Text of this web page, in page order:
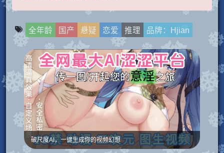
全年龄 国产 悬疑 恋爱 推理 品牌：Hjian
破尺度AI，一键生成你的视频幻想